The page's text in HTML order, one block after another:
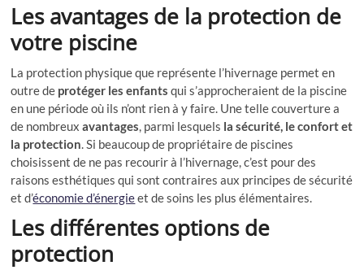
Les avantages de la protection de
votre piscine
La protection physique que représente l’hivernage permet en
outre de protéger les enfants qui s’approcheraient de la piscine
en une période où ils n’ont rien à y faire. Une telle couverture a
de nombreuxavantages, parmi lesquels la sécurité, le confort et
la protection. Si beaucoup de propriétaire de piscines
choisissent de ne pas recourir à l’hivernage, c’est pour des
raisons esthétiques qui sont contraires aux principes de sécurité
et d’économie d’énergieet de soins les plus élémentaires.
Les différentes options de
protection